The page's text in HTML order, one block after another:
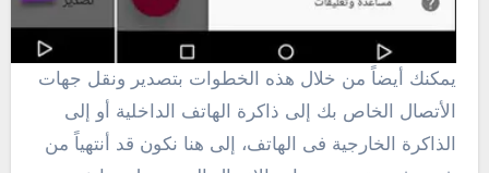
يمكنك أيضاً من خلال هذه الخطوات بتصدير ونقل جهات
الأتصال الخاص بك إلى ذاكرة الهاتف الداخلية أو إلى
الذاكرة الخارجية فى الهاتف، إلى هنا نكون قد أنتهياً من